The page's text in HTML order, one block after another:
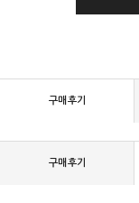
구매후기
구매후기